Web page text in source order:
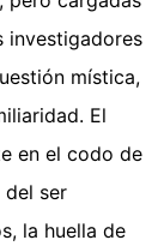
investigadores
mística,
El
en el codo de
del ser
la huella de